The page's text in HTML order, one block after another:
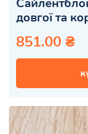
довгої та
851.00 ₴